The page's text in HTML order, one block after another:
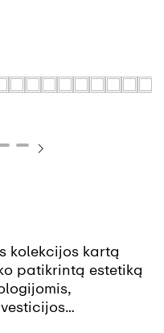
kolekcijos kartą
patikrintą estetiką
namams,